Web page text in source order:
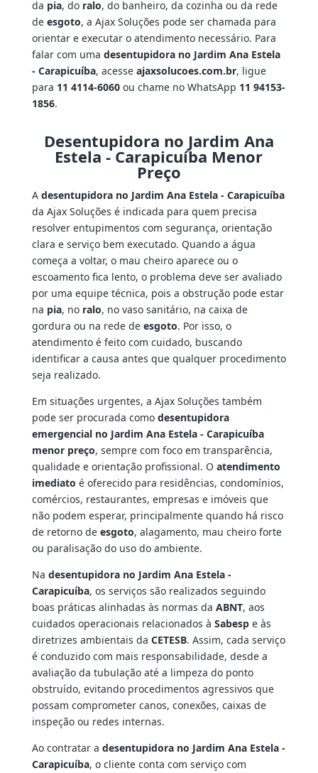
da pia, do ralo, do banheiro, da cozinha ou da rede
de esgoto, a Ajax Soluções pode ser chamada para
orientar e executar o atendimento necessário. Para
falar com uma desentupidora no Jardim Ana Estela
- Carapicuíba, acesse ajaxsolucoes.com.br, ligue
para 11 4114-6060ou chame no WhatsApp 11 94153-
1856.
Desentupidora no Jardim Ana
Estela - Carapicuíba Menor
Preço
A desentupidora no Jardim Ana Estela - Carapicuíba
da Ajax Soluções é indicada para quem precisa
resolver entupimentos com segurança, orientação
clara e serviço bem executado. Quando a água
começa a voltar, o mau cheiro aparece ou o
escoamento fica lento, o problema deve ser avaliado
por uma equipe técnica, pois a obstrução pode estar
na pia, no ralo, no vaso sanitário, na caixa de
gordura ou na rede de esgoto. Por isso, o
atendimento é feito com cuidado, buscando
identificar a causa antes que qualquer procedimento
seja realizado.
Em situações urgentes, a Ajax Soluções também
pode ser procurada como desentupidora
emergencial no Jardim Ana Estela - Carapicuíba
menor preço, sempre com foco em transparência,
qualidade e orientação profissional. O atendimento
imediato é oferecido para residências, condomínios,
comércios, restaurantes, empresas e imóveis que
não podem esperar, principalmente quando há risco
de retorno de esgoto, alagamento, mau cheiro forte
ou paralisação do uso do ambiente.
Na desentupidora no Jardim Ana Estela -
Carapicuíba, os serviços são realizados seguindo
boas práticas alinhadas às normas da ABNT, aos
cuidados operacionais relacionados à Sabespe às
diretrizes ambientais da CETESB. Assim, cada serviço
é conduzido com mais responsabilidade, desde a
avaliação da tubulação até a limpeza do ponto
obstruído, evitando procedimentos agressivos que
possam comprometer canos, conexões, caixas de
inspeção ou redes internas.
Ao contratar a desentupidora no Jardim Ana Estela -
Carapicuíba, o cliente conta com serviço com